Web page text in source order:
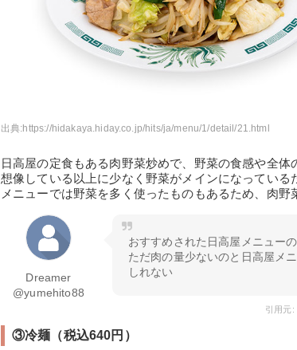
出典:https://hidakaya.hiday.co.jp/hits/ja/menu/1/detail/21.html
日高屋の定食もある肉野菜炒めで、野菜の食感や全
想像している以上に少なく野菜がメインになってい
メニューでは野菜を多く使ったものもあるため、肉野
Dreamer
@yumehito88
おすすめされた日高屋メニュー
ただ肉の量少ないのと日高屋メ
しれない
引用元:
③冷麺（税込640円）